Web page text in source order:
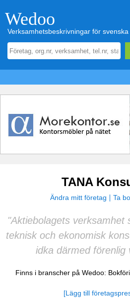
Wedoo
Verksamhetsbeskrivningar för
TANA
Ändra mitt företag Ta
"Aktiebolagets verksamhet
teknisk och ekonomisk
idka därmed förenlig
Finns i branscher på Wedoo:
[Lägg till